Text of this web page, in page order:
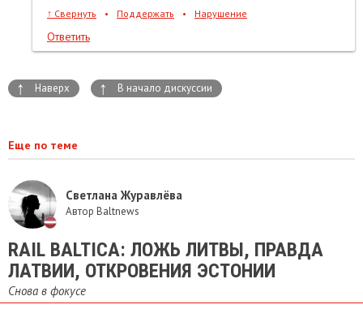
↑ Свернуть • Поддержать • Нарушение
Ответить
↑ Наверх ↑ В начало дискуссии
Еще по теме
Светлана Журавлёва
Автор Baltnews
RAIL BALTICA: ЛОЖЬ ЛИТВЫ, ПРАВДА
ЛАТВИИ, ОТКРОВЕНИЯ ЭСТОНИИ
Снова в фокусе